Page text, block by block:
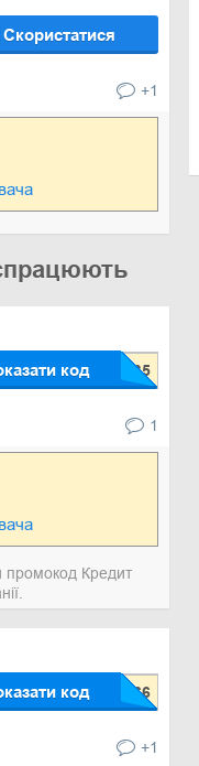
Скористатися
+1
код
1
промокод Кредит
код
+1